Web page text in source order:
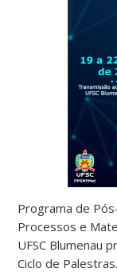
Programa de
Processos e
UFSC Blumenau
Ciclo de